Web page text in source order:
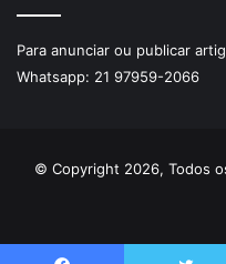
Para anunciar ou publicar
Whatsapp: 21 97959-2066
© Copyright 2026, Todos